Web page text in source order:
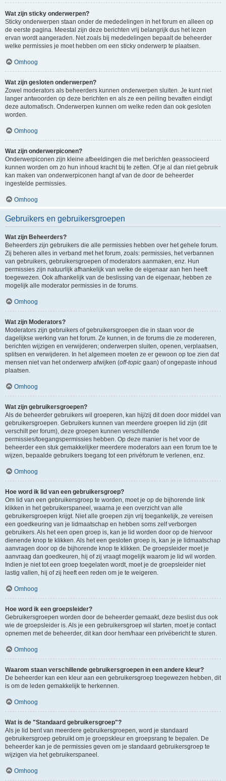
Wat zijn sticky onderwerpen?
Sticky onderwerpen staan onder de mededelingen in het forum en alleen op
de eerste pagina. Meestal zijn deze berichten vrij belangrijk dus het lezen
ervan wordt aangeraden. Net zoals bij mededelingen bepaalt de beheerder
welke permissies je moet hebben om een sticky onderwerp te plaatsen.
Omhoog
Wat zijn gesloten onderwerpen?
Zowel moderators als beheerders kunnen onderwerpen sluiten. Je kunt niet
langer antwoorden op deze berichten en als ze een peiling bevatten eindigt
deze automatisch. Onderwerpen kunnen om welke reden dan ook gesloten
worden.
Omhoog
Wat zijn onderwerpiconen?
Onderwerpiconen zijn kleine afbeeldingen die met berichten geassocieerd
kunnen worden om zo hun inhoud kracht bij te zetten. Of je al dan niet gebruik
kan maken van onderwerpiconen hangt af van de door de beheerder
ingestelde permissies.
Omhoog
Gebruikers en gebruikersgroepen
Wat zijn Beheerders?
Beheerders zijn gebruikers die alle permissies hebben over het gehele forum.
Zij beheren alles in verband met het forum, zoals: permissies, het verbannen
van gebruikers, gebruikersgroepen of moderators aanmaken, enz. Hun
permissies zijn natuurlijk afhankelijk van welke de eigenaar aan hen heeft
toegewezen. Ook afhankelijk van de beslissing van de eigenaar, hebben ze
mogelijk alle moderator permissies in de forums.
Omhoog
Wat zijn Moderators?
Moderators zijn gebruikers of gebruikersgroepen die in staan voor de
dagelijkse werking van het forum. Ze kunnen, in de forums die ze modereren,
berichten wijzigen en verwijderen; onderwerpen sluiten, openen, verplaatsen,
splitsen en verwijderen. In het algemeen moeten ze er gewoon op toe zien dat
mensen niet van het onderwerp afwijken (off-topic gaan) of ongepaste inhoud
plaatsen.
Omhoog
Wat zijn gebruikersgroepen?
Als de beheerder gebruikers wil groeperen, kan hij/zij dit doen door middel van
gebruikersgroepen. Gebruikers kunnen van meerdere groepen lid zijn (dit
verschilt per forum), deze groepen kunnen verschillende
permissies/toegangspermissies hebben. Op deze manier is het voor de
beheerder een stuk gemakkelijker meerdere moderators aan een forum toe te
wijzen, bepaalde gebruikers toegang tot een privéforum te verlenen, enz.
Omhoog
Hoe word ik lid van een gebruikersgroep?
Om lid van een gebruikersgroep te worden, moet je op de bijhorende link
klikken in het gebruikerspaneel, waarna je een overzicht van alle
gebruikersgroepen krijgt. Niet alle groepen zijn vrij toegankelijk, ze vereisen
een goedkeuring van je lidmaatschap en hebben soms zelf verborgen
gebruikers. Als het een open groep is, kan je lid worden door op de hiervoor
dienende knop te klikken. Als het een gesloten groep is, kan je je lidmaatschap
aanvragen door op de bijhorende knop te klikken. De groepsleider moet je
aanvraag dan goedkeuren, hij of zij vraagt mogelijk waarom je lid wil worden.
Indien je niet tot een groep toegelaten wordt, moet je de groepsleider niet
lastig vallen, hij of zij heeft een reden om je te weigeren.
Omhoog
Hoe word ik een groepsleider?
Gebruikersgroepen worden door de beheerder gemaakt, deze beslist dus ook
wie de groepsleider is. Als je een gebruikersgroep wil starten, moet je contact
opnemen met de beheerder, dit kan door hem/haar een privébericht te sturen.
Omhoog
Waarom staan verschillende gebruikersgroepen in een andere kleur?
De beheerder kan een kleur aan een gebruikersgroep toegewezen hebben, dit
is om de leden gemakkelijk te herkennen.
Omhoog
Wat is de "Standaard gebruikersgroep"?
Als je lid bent van meerdere gebruikersgroepen, word je standaard
gebruikersgroep gebruikt om je groepskleur en groepsrang te bepalen. De
beheerder kan je de permissies geven om je standaard gebruikersgroep te
wijzigen via het gebruikerspaneel.
Omhoog